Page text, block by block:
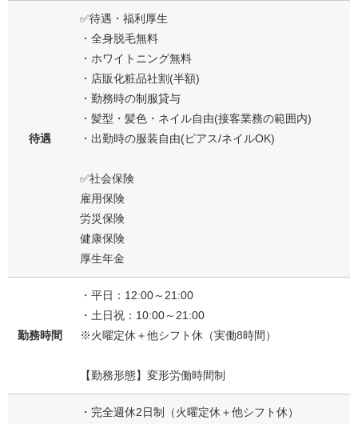
待遇
✅待遇・福利厚生
・全身脱毛無料
・ホワイトニング無料
・店販化粧品社割(半額)
・勤務時の制服貸与
・髪型・髪色・ネイル自由(接客業務の範囲内)
・出勤時の服装自由(ピアス/ネイルOK)
✅社会保険
雇用保険
労災保険
健康保険
厚生年金
勤務時間
・平日：12:00～21:00
・土日祝：10:00～21:00
※火曜定休＋他シフト休（実働8時間）
【勤務形態】変形労働時間制
・完全週休2日制（火曜定休＋他シフト休）